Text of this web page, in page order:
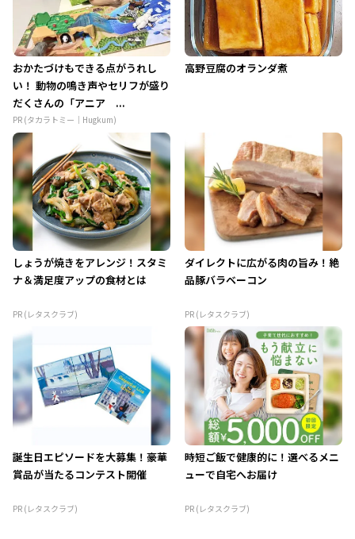
おかたづけもできる点がうれし
い！ 動物の鳴き声やセリフが盛り
だくさんの「アニア ...
PR (タカラトミー｜Hugkum)
高野豆腐のオランダ煮
しょうが焼きをアレンジ！スタミ
ナ＆満足度アップの食材とは
PR (レタスクラブ)
ダイレクトに広がる肉の旨み！絶
品豚バラベーコン
PR (レタスクラブ)
誕生日エピソードを大募集！豪華
賞品が当たるコンテスト開催
PR (レタスクラブ)
時短ご飯で健康的に！選べるメニ
ューで自宅へお届け
PR (レタスクラブ)